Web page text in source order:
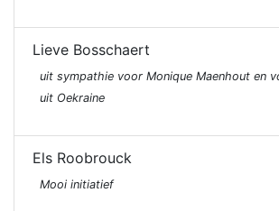
Lieve Bosschaert
uit sympathie voor Monique Maenhout en
uit Oekraine
Els Roobrouck
Mooi initiatief